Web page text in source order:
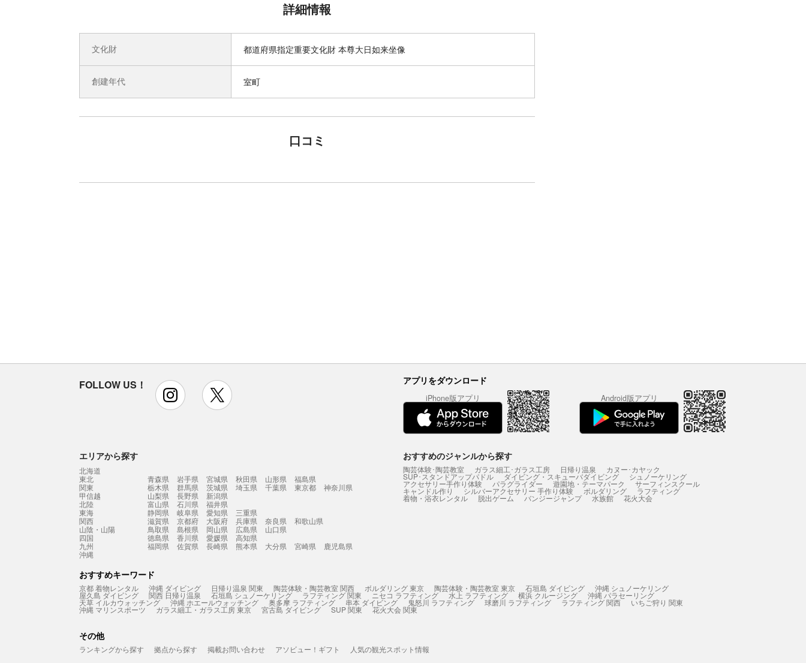
詳細情報
文化財 都道府県指定重要文化財 本尊大日如来坐像
創建年代 室町
口コミ
FOLLOW US！ instagram アプリをダウンロード
iPhone版アプリ Android版アプリ
エリアから探す
北海道
東北
青森県 岩手県 宮城県 秋田県 山形県
福島県
関東
栃木県 群馬県 茨城県 埼玉県 千葉県 東京都
神奈川県
甲信越
山梨県 長野県
新潟県
北陸
富山県 石川県
福井県
東海
静岡県 岐阜県 愛知県
三重県
関西
滋賀県 京都府 大阪府 兵庫県 奈良県
和歌山県
山陰・山陽
鳥取県 島根県 岡山県 広島県
山口県
四国
徳島県 香川県 愛媛県
高知県
九州
福岡県 佐賀県 長崎県 熊本県 大分県 宮崎県
鹿児島県
沖縄
おすすめのジャンルから探す
陶芸体験･陶芸教室 ガラス細工･ガラス工房 日帰り温泉 カヌー･カヤック
SUP･スタンドアップパドル ダイビング・スキューバダイビング シュノーケリング
アクセサリー手作り体験 パラグライダー 遊園地・テーマパーク サーフィンスクール
キャンドル作り シルバーアクセサリー 手作り体験 ボルダリング ラフティング
着物・浴衣レンタル 脱出ゲーム バンジージャンプ 水族館 花火大会
おすすめキーワード
京都 着物レンタル 沖縄 ダイビング 日帰り温泉 関東 陶芸体験・陶芸教室 関西 ボルダリング 東京 陶芸体験・陶芸教室 東京 石垣島 ダイビング 沖縄 シュノーケリング
屋久島 ダイビング 関西 日帰り温泉 石垣島 シュノーケリング ラフティング 関東 ニセコ ラフティング 水上 ラフティング 横浜 クルージング 沖縄 パラセーリング
天草 イルカウォッチング 沖縄 ホエールウォッチング 奥多摩 ラフティング 串本 ダイビング 鬼怒川 ラフティング 球磨川 ラフティング ラフティング 関西 いちご狩り 関東
沖縄 マリンスポーツ ガラス細工・ガラス工房 東京 宮古島 ダイビング SUP 関東 花火大会 関東
その他
ランキングから探す 拠点から探す 掲載お問い合わせ アソビュー！ギフト 人気の観光スポット情報